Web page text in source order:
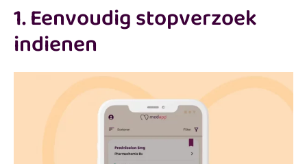
1. Eenvoudig stopverzoek
indienen